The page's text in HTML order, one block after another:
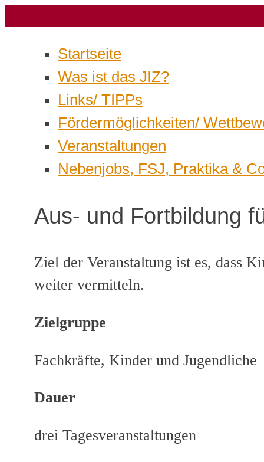
Startseite
Was ist das JIZ?
Links/ TIPPs
Fördermöglichkeiten/
Veranstaltungen
Nebenjobs, FSJ, Praktika &
Aus- und Fortbildung
Ziel der Veranstaltung ist es, dass
weiter vermitteln.
Zielgruppe
Fachkräfte, Kinder und Jugendliche
Dauer
drei Tagesveranstaltungen